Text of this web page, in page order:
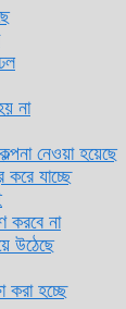
না
নেওয়া হয়েছে
যাচ্ছে
করবে না
উঠেছে
করা হচ্ছে